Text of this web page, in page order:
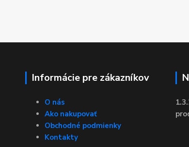
Informácie pre zákazníkov
O nás
Ako nakupovať
Obchodné podmienky
Kontakty